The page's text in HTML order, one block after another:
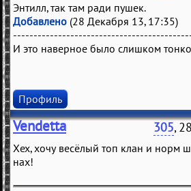
Энтилл, так там ради пушек.
Добавлено (28 Декабря 13, 17:35)
И это наверное было слишком
Профиль
Vendetta 305,
Хех, хочу весёлый топ клан и норм
нах!